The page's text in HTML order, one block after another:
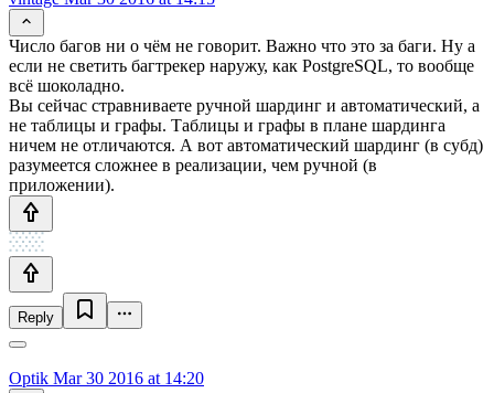
Число багов ни о чём не говорит. Важно что это за баги. Ну а
если не светить багтрекер наружу, как PostgreSQL, то вообще
всё шоколадно.
Вы сейчас стравниваете ручной шардинг и автоматический, а
не таблицы и графы. Таблицы и графы в плане шардинга
ничем не отличаются. А вот автоматический шардинг (в субд)
разумеется сложнее в реализации, чем ручной (в
приложении).
Reply
Optik Mar 30 2016 at 14:20